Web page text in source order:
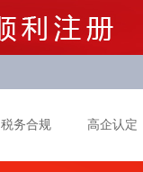
税务合规 高企认定